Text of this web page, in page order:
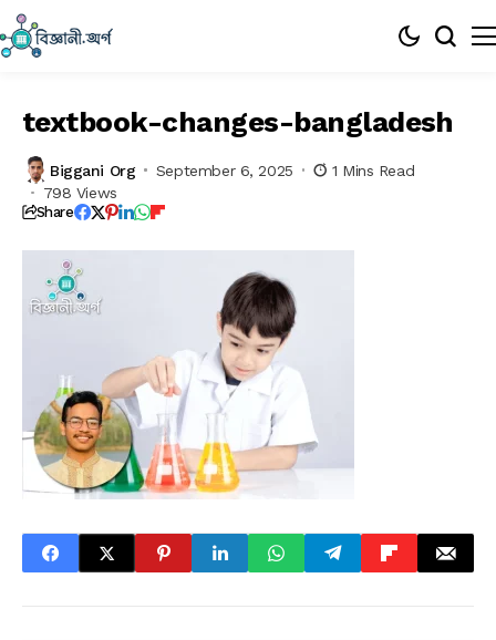
textbook-changes-bangladesh
Biggani Org September 6, 2025
1 Mins Read
798 Views
Share